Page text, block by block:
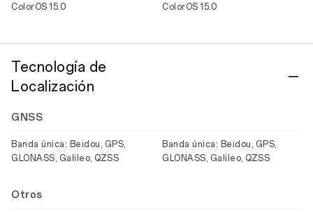
ColorOS 15.0 ColorOS 15.0
Tecnología de
Localización
GNSS
Banda única: Beidou, GPS,
GLONASS, Galileo, QZSS
Banda única: Beidou, GPS,
GLONASS, Galileo, QZSS
Otros